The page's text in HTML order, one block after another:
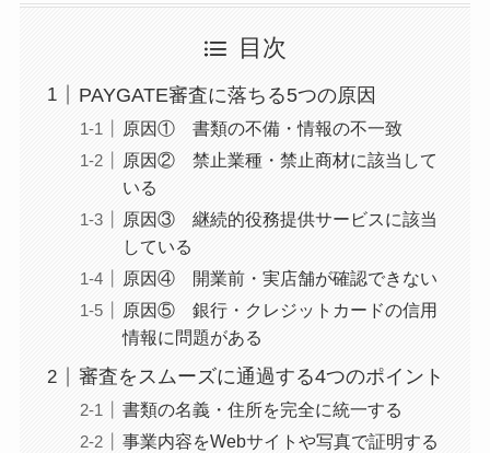
目次
PAYGATE審査に落ちる5つの原因
原因① 書類の不備・情報の不一致
原因② 禁止業種・禁止商材に該当して
いる
原因③ 継続的役務提供サービスに該当
している
原因④ 開業前・実店舗が確認できない
原因⑤ 銀行・クレジットカードの信用
情報に問題がある
審査をスムーズに通過する4つのポイント
書類の名義・住所を完全に統一する
事業内容をWebサイトや写真で証明する